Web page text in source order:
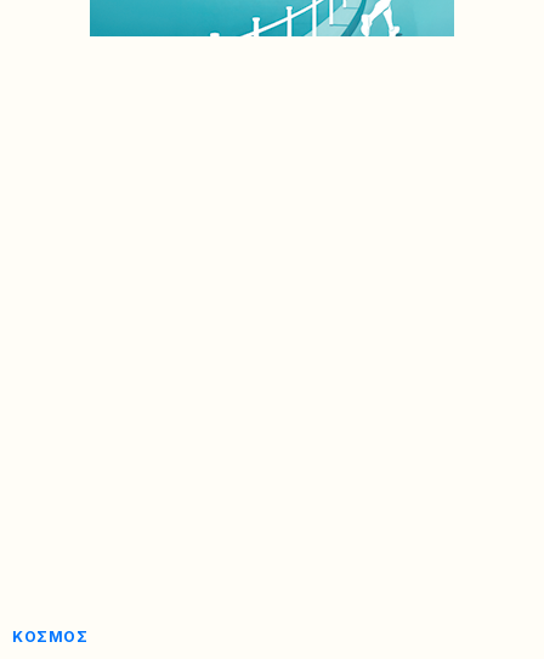
ΚΌΣΜΟΣ